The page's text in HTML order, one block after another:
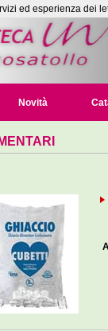
Novità
ed esperienza dei